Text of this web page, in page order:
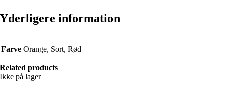
Yderligere information
Farve Orange, Sort, Rød
Related products
Ikke på lager